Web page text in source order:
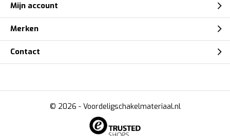
Mijn account
Merken
Contact
© 2026 - Voordeligschakelmateriaal.nl